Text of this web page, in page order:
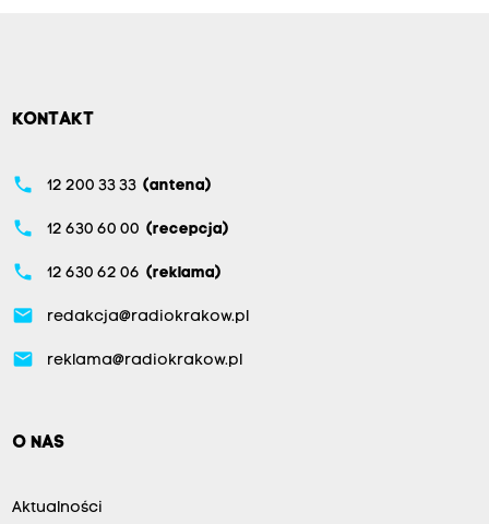
KONTAKT
phone 12 200 33 33 (antena)
phone 12 630 60 00 (recepcja)
phone 12 630 62 06 (reklama)
email redakcja@radiokrakow.pl
email reklama@radiokrakow.pl
O NAS
Aktualności